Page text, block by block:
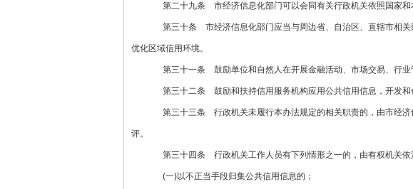
第二十九条 市经济信息化部门可以会同有关行政机关依照国家和
第三十条 市经济信息化部门应当与周边省、自治区、直辖市相关
优化区域信用环境。
第三十一条 鼓励单位和自然人在开展金融活动、市场交易、行业
第三十二条 鼓励和扶持信用服务机构应用公共信用信息，开发和
第三十三条 行政机关未履行本办法规定的相关职责的，由市经济
评。
第三十四条 行政机关工作人员有下列情形之一的，由有权机关依
(一)以不正当手段归集公共信用信息的；